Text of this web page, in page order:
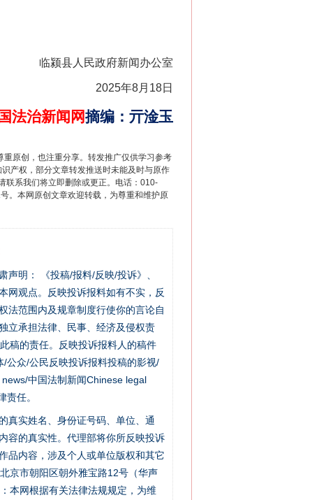
临颍县人民政府新闻办公室
2025年8月18日
法治新闻网摘编 ： 亓淦玉
重原创，也注重分享。转发推广仅供学习参考
产权，部分文章转发推送时未能及时与原作
联系我们将立即删除或更正。电话：010-
。本网原创文章欢迎转载，为尊重和维护原
明： 《投稿/报料/反映/投诉》、
网观点。反映投诉报料如有不实，反
法范围内及规章制度行使你的言论自
立承担法律、民事、经济及侵权责
稿的责任。反映投诉报料人的稿件
公众/公民反映投诉报料投稿的影视/
中国法制新闻Chinese legal
任。
真实姓名、身份证号码、单位、通
容的真实性。代理部将你所反映投诉
品内容，涉及个人或单位版权和其它
京市朝阳区朝外雅宝路12号（华声
本网根据有关法律法规规定，为维